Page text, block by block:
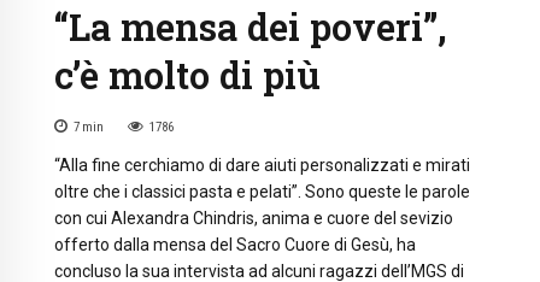
“La mensa dei poveri”,
c’è molto di più
7 min 1786
“Alla fine cerchiamo di dare aiuti personalizzati e mirati
oltre che i classici pasta e pelati”. Sono queste le parole
con cui Alexandra Chindris, anima e cuore del sevizio
offerto dalla mensa del Sacro Cuore di Gesù, ha
concluso la sua intervista ad alcuni ragazzi dell’MGS di